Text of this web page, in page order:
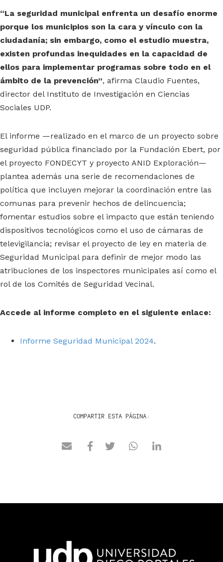
“La seguridad municipal enfrenta un desafío enorme
porque los municipios son la cara y vínculo con la
ciudadanía; sin embargo, como el estudio muestra,
existen profundas inequidades en la capacidad de
ellos para implementar programas sobre todo en el
ámbito de la prevención”, afirma Claudio Fuentes,
director del Instituto de Investigación en Ciencias
Sociales UDP.
El informe —realizado en el marco de un proyecto sobre
seguridad pública financiado por la Fundación Ebert, por
el proyecto FONDECYT y proyecto ANID Exploración—
plantea además una serie de recomendaciones de
política que incluyen mejorar la coordinación entre las
comunas para prevenir hechos de delincuencia;
fomentar estudios sobre el impacto que están teniendo
dispositivos tecnológicos como el uso de cámaras de
televigilancia; revisar el proyecto de ley en materia de
Seguridad Municipal para definir de mejor modo las
atribuciones de los inspectores municipales así como el
rol de los Comités de Seguridad Vecinal.
Accede al informe completo en el siguiente enlace:
Informe Seguridad Municipal 2024.
COMPARTIR ESTA PÁGINA: